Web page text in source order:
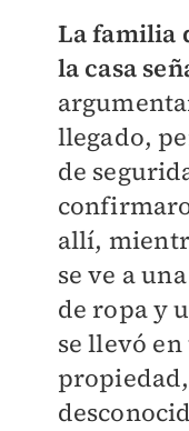
La familia
la casa
llegado,
de
allí,
se ve a
de ropa y
se llevó